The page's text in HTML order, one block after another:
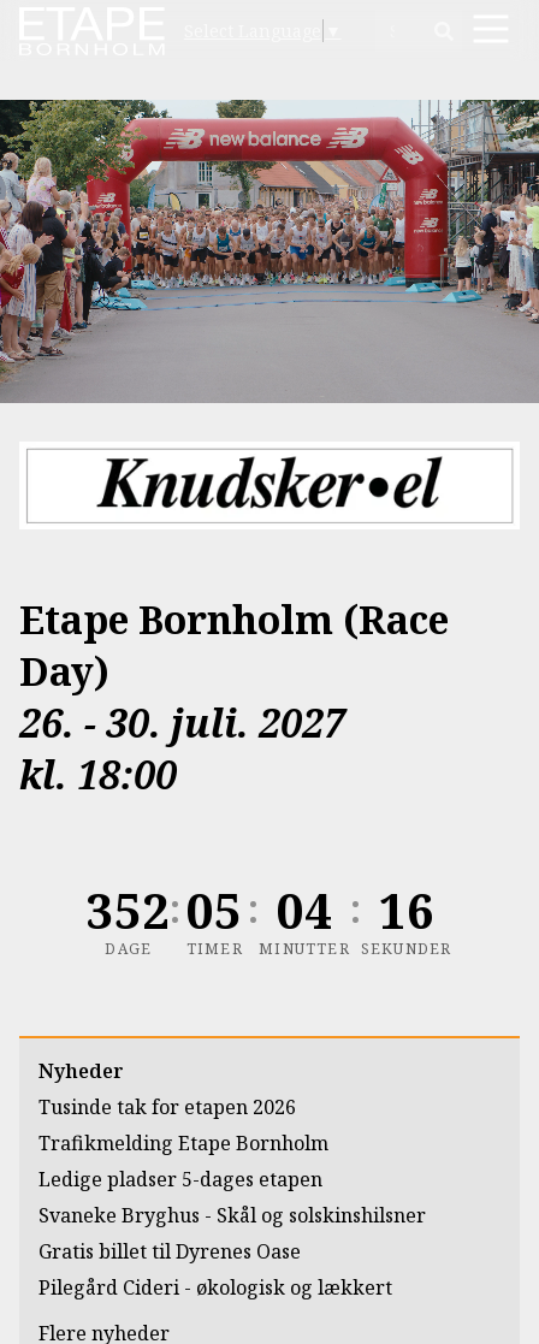
Etape Bornholm (Race
Day)
26. - 30. juli. 2027
kl. 18:00
352
DAGE
:05
TIMER
: 04
MINUTTER
: 14
SEKUNDER
Nyheder
Tusinde tak for etapen 2026
Trafikmelding Etape Bornholm
Ledige pladser 5-dages etapen
Svaneke Bryghus - Skål og solskinshilsner
Gratis billet til Dyrenes Oase
Pilegård Cideri - økologisk og lækkert
Flere nyheder